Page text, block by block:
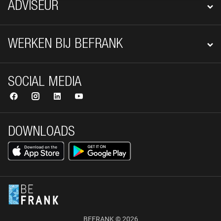
ADVISEUR
WERKEN BIJ BEFRANK
DOWNLOADS
SOCIAL MEDIA
BEFRANK © 2026